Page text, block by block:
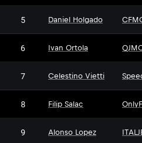
5 Daniel Holgado
6 Ivan Ortola
7 Celestino Vietti
8 Filip Salac
9 Alonso Lopez